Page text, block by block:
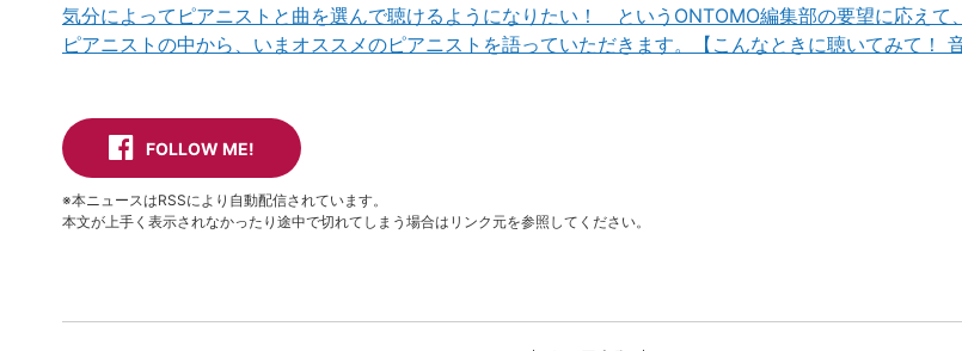
気分によってピアニストと曲を選んで聴けるようになりたい！ というONTOMO編集部の要望に応えて
ピアニストの中から、いまオススメのピアニストを語っていただきます。【こんなときに聴いてみて！
FOLLOW ME!
※本ニュースはRSSにより自動配信されています。
本文が上手く表示されなかったり途中で切れてしまう場合はリンク元を参照してください。